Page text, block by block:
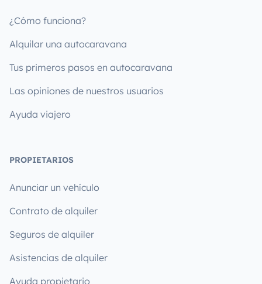
¿Cómo funciona?
Alquilar una autocaravana
Tus primeros pasos en autocaravana
Las opiniones de nuestros usuarios
Ayuda viajero
PROPIETARIOS
Anunciar un vehículo
Contrato de alquiler
Seguros de alquiler
Asistencias de alquiler
Ayuda propietario